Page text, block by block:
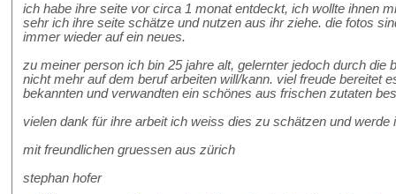
ich habe ihre seite vor circa 1 monat entdeckt, ich wollte ihnen
sehr ich ihre seite schätze und nutzen aus ihr ziehe. die fotos
immer wieder auf ein neues.
zu meiner person ich bin 25 jahre alt, gelernter jedoch durch die
nicht mehr auf dem beruf arbeiten will/kann. viel freude bereitet
bekannten und verwandten ein schönes aus frischen zutaten
vielen dank für ihre arbeit ich weiss dies zu schätzen und werde
mit freundlichen gruessen aus zürich
stephan hofer